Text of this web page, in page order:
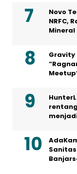
Novo
NRFC,
Mineral
Gravity